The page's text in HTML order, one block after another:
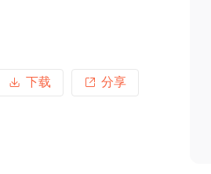
下载 分享